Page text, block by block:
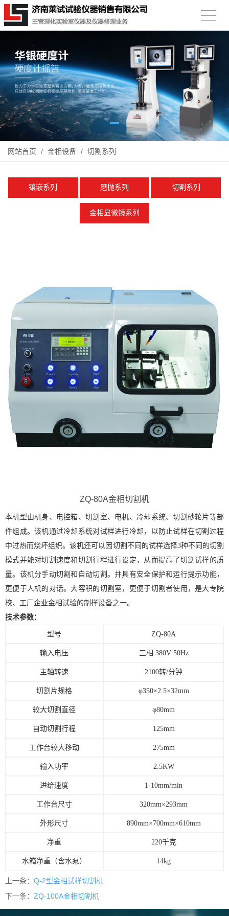
网站首页 / 金相设备 / 切割系列
镶嵌系列 磨抛系列 切割系列
金相显微镜系列
ZQ-80A金相切割机
本机型由机身、电控箱、切割室、电机、冷却系统、切割砂轮片等部
件组成。该机通过冷却系统对试样进行冷却，以防止试样在切割过程
中过热而烧坏组织。该机还可以因切割不同的试样选择3种不同的切割
模式并能对切割速度和切割行程进行设定，从而提高了切割试样的质
量。该机分手动切割和自动切割。并具有安全保护和运行提示功能，
更便于人机的对话。大容积的切割室，更便于切割者使用，是大专院
校、工厂企业金相试验的制样设备之一。
技术参数：
型号 ZQ-80A
输入电压 三相 380V 50Hz
主轴转速 2100转/分钟
切割片规格 φ350×2.5×32mm
较大切割直径 φ80mm
自动切割行程 125mm
工作台较大移动 275mm
输入功率 2.5KW
进给速度 1-10mm/min
工作台尺寸 320mm×293mm
外形尺寸 890mm×700mm×610mm
净重 220千克
水箱净重（含水泵） 14kg
上一条： Q-2型金相试样切割机
下一条： ZQ-100A金相切割机